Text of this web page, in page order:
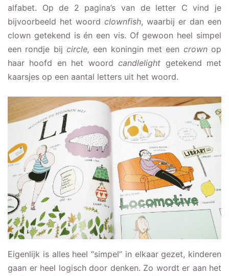
alfabet. Op de 2 pagina’s van de letter C vind je
bijvoorbeeld het woord clownfish, waarbij er dan een
clown getekend is én een vis. Of gewoon heel simpel
een rondje bij circle, een koningin met een crownop
haar hoofd en het woordcandlelight getekend met
kaarsjes op een aantal letters uit het woord.
Eigenlijk is alles heel “simpel” in elkaar gezet, kinderen
gaan er heel logisch door denken. Zo wordt er aan het